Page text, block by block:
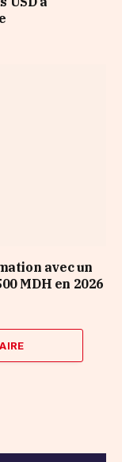
avec un
MDH en 2026